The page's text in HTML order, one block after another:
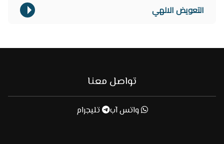
التعويض الالهي
تواصل معنا
واتس آب تليجرام